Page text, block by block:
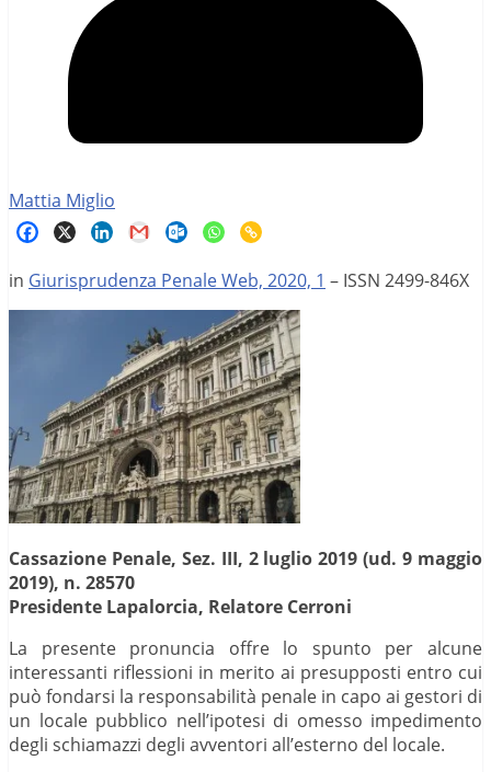
Mattia Miglio
in Giurisprudenza Penale Web, 2020, 1 – ISSN 2499-846X
Cassazione Penale, Sez. III, 2 luglio 2019 (ud. 9 maggio
2019), n. 28570
Presidente Lapalorcia, Relatore Cerroni
La presente pronuncia offre lo spunto per alcune
interessanti riflessioni in merito ai presupposti entro cui
può fondarsi la responsabilità penale in capo ai gestori di
un locale pubblico nell’ipotesi di omesso impedimento
degli schiamazzi degli avventori all’esterno del locale.